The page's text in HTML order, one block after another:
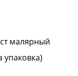
малярный
упаковка)